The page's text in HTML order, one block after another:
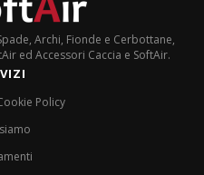
Archi, Fionde e Cerbottane,
ed Accessori Caccia e SoftAir.
Policy